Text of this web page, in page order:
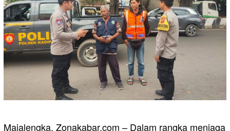
Majalengka, Zonakabar.com – Dalam rangka menjaga